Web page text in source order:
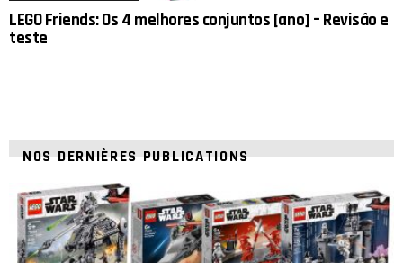
LEGO Friends: Os 4 melhores conjuntos [ano] – Revisão e
teste
NOS DERNIÈRES PUBLICATIONS